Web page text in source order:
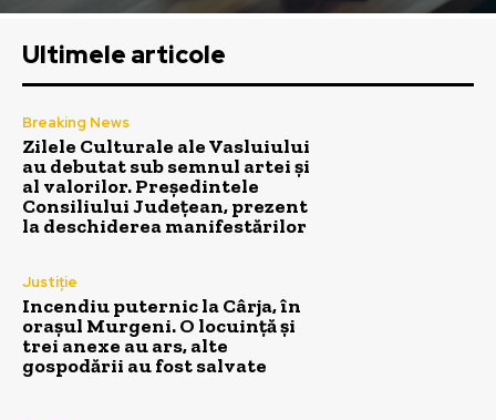
Ultimele articole
Breaking News
Zilele Culturale ale Vasluiului
au debutat sub semnul artei și
al valorilor. Președintele
Consiliului Județean, prezent
la deschiderea manifestărilor
Justiție
Incendiu puternic la Cârja, în
orașul Murgeni. O locuință și
trei anexe au ars, alte
gospodării au fost salvate